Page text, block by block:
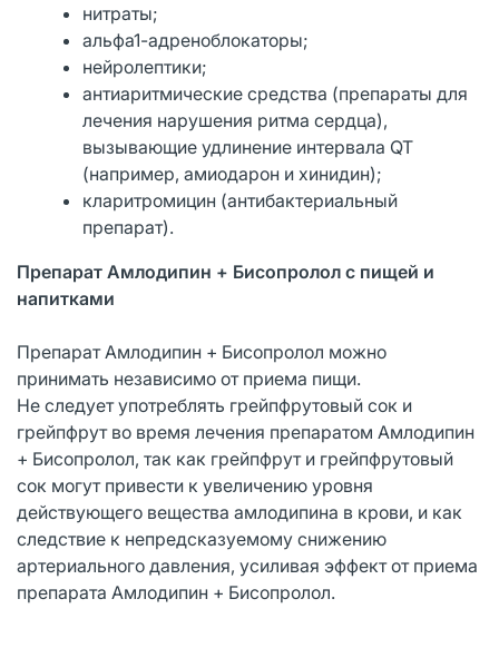
нитраты;
альфа1-адреноблокаторы;
нейролептики;
антиаритмические средства (препараты для
лечения нарушения ритма сердца),
вызывающие удлинение интервала QT
(например, амиодарон и хинидин);
кларитромицин (антибактериальный
препарат).
Препарат Амлодипин + Бисопролол с пищей и
напитками
Препарат Амлодипин + Бисопролол можно
принимать независимо от приема пищи.
Не следует употреблять грейпфрутовый сок и
грейпфрут во время лечения препаратом Амлодипин
+ Бисопролол, так как грейпфрут и грейпфрутовый
сок могут привести к увеличению уровня
действующего вещества амлодипина в крови, и как
следствие к непредсказуемому снижению
артериального давления, усиливая эффект от приема
препарата Амлодипин + Бисопролол.